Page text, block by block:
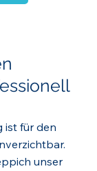
ist für den
unser